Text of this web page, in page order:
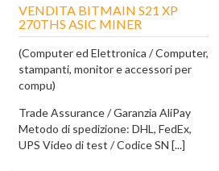
VENDITA BITMAIN S21 XP
270THS ASIC MINER
(Computer ed Elettronica / Computer,
stampanti, monitor e accessori per
compu)
Trade Assurance / Garanzia AliPay
Metodo di spedizione: DHL, FedEx,
UPS Video di test / Codice SN [...]